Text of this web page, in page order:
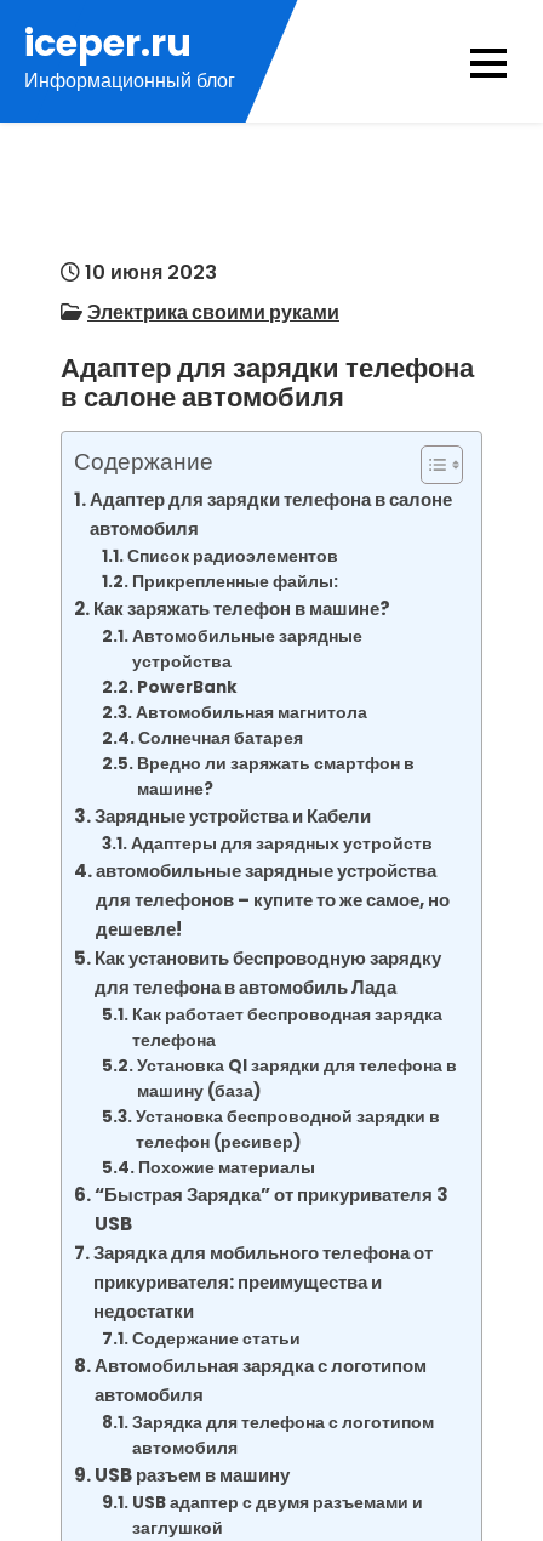
содержимому
iceper.ru
Информационный блог
10 июня 2023
Электрика своими руками
Адаптер для зарядки телефона
в салоне автомобиля
Содержание
Адаптер для зарядки телефона в салоне
автомобиля
Список радиоэлементов
Прикрепленные файлы:
Как заряжать телефон в машине?
Автомобильные зарядные
устройства
PowerBank
Автомобильная магнитола
Солнечная батарея
Вредно ли заряжать смартфон в
машине?
Зарядные устройства и Кабели
Адаптеры для зарядных устройств
автомобильные зарядные устройства
для телефонов – купите то же самое, но
дешевле!
Как установить беспроводную зарядку
для телефона в автомобиль Лада
Как работает беспроводная зарядка
телефона
Установка QI зарядки для телефона в
машину (база)
Установка беспроводной зарядки в
телефон (ресивер)
Похожие материалы
“Быстрая Зарядка” от прикуривателя 3
USB
Зарядка для мобильного телефона от
прикуривателя: преимущества и
недостатки
Содержание статьи
Автомобильная зарядка с логотипом
автомобиля
Зарядка для телефона с логотипом
автомобиля
USB разъем в машину
USB адаптер с двумя разъемами и
заглушкой